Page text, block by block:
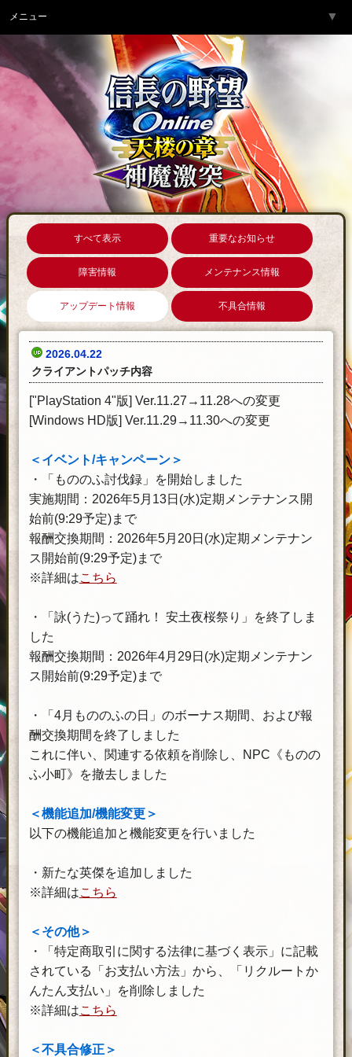
メニュー ▼
トップページ
ゲーム紹介
サービス
コミュニティ
ネットカフェ ▼
すべて表示 重要なお知らせ
障害情報 メンテナンス情報
アップデート情報 不具合情報
2026.04.22
クライアントパッチ内容
["PlayStation 4"版] Ver.11.27→11.28への変更
[Windows HD版] Ver.11.29→11.30への変更
＜イベント/キャンペーン＞
・「もののふ討伐録」を開始しました
実施期間：2026年5月13日(水)定期メンテナンス開
始前(9:29予定)まで
報酬交換期間：2026年5月20日(水)定期メンテナン
ス開始前(9:29予定)まで
※詳細はこちら
・「詠(うた)って踊れ！ 安土夜桜祭り」を終了しま
した
報酬交換期間：2026年4月29日(水)定期メンテナン
ス開始前(9:29予定)まで
・「4月もののふの日」のボーナス期間、および報
酬交換期間を終了しました
これに伴い、関連する依頼を削除し、NPC《ものの
ふ小町》を撤去しました
＜機能追加/機能変更＞
以下の機能追加と機能変更を行いました
・新たな英傑を追加しました
※詳細はこちら
＜その他＞
・「特定商取引に関する法律に基づく表示」に記載
されている「お支払い方法」から、「リクルートか
んたん支払い」を削除しました
※詳細はこちら
＜不具合修正＞